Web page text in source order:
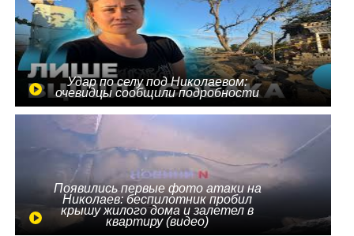
Удар по селу под Николаевом:
очевидцы сообщили подробности
Появились первые фото атаки на
Николаев: беспилотник пробил
крышу жилого дома и залетел в
квартиру (видео)